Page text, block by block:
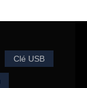
Clé USB